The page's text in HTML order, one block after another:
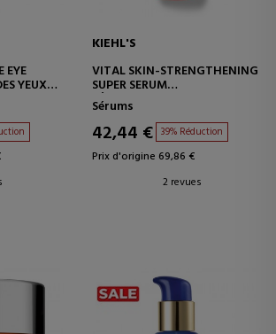
EYE
YEUX
KIEHL'S
VITAL SKIN-STRENGTHENING
SUPER SERUM
SÉRUM FORTIFIANT
Sérums
42,44 € 39% Réduction
Prix d'origine 69,86 €
2 revues